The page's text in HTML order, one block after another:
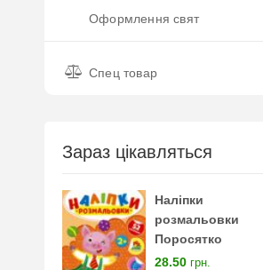
Оформлення свят
Спец товар
Зараз цікавляться
Наліпки
розмальовки
Поросятко
28.50 грн.